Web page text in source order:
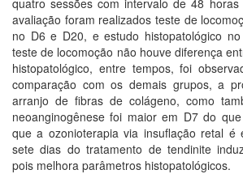
quatro sessões com intervalo de 48
avaliação foram realizados teste de
no D6 e D20, e estudo histopatológico
teste de locomoção não houve diferença
histopatológico, entre tempos, foi
comparação com os demais grupos, a
arranjo de fibras de colágeno, como
neoanginogênese foi maior em D7 do
que a ozonioterapia via insuflação retal é
sete dias do tratamento de tendinite
pois melhora parâmetros histopatológicos.